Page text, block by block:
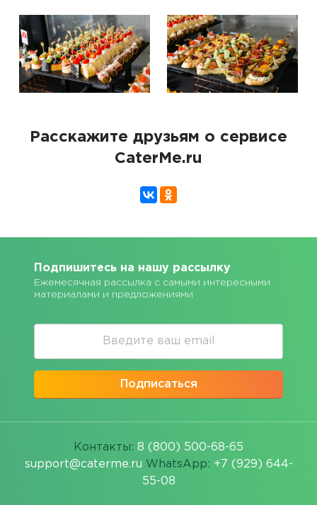
Расскажите друзьям о сервисе
CaterMe.ru
Подпишитесь на нашу рассылку
Ежемесячная рассылка с самыми интересными
материалами и предложениями
Подписаться
Контакты: 8 (800) 500-68-65
support@caterme.ru WhatsApp: +7 (929) 644-
55-08